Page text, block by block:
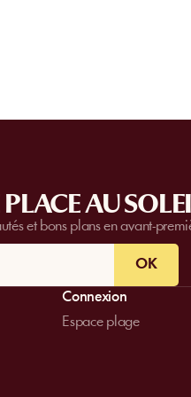
AU
et bons plans en avant-
OK
Connexion
Espace plage